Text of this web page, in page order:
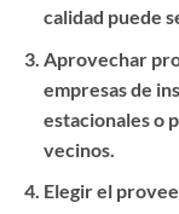
calidad puede
Aprovechar
empresas de
estacionales o
vecinos.
Elegir el